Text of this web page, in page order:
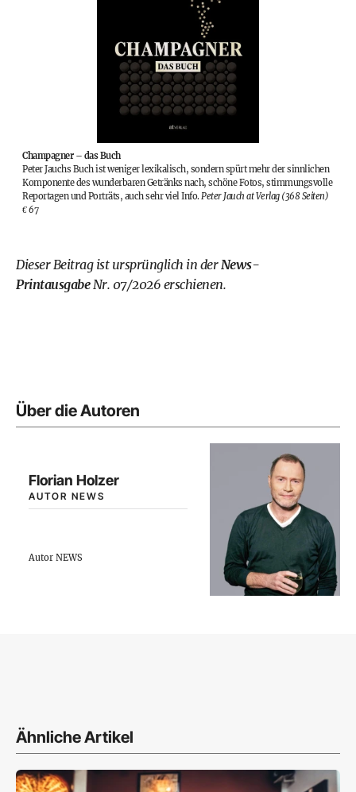
Champagner – das Buch
Peter Jauchs Buch ist weniger lexikalisch, sondern spürt mehr der sinnlichen
Komponente des wunderbaren Getränks nach, schöne Fotos, stimmungsvolle
Reportagen und Porträts, auch sehr viel Info. Peter Jauch at Verlag (368 Seiten)
€ 67
Dieser Beitrag ist ursprünglich in der News-
PrintausgabeNr. 07/2026 erschienen.
Über die Autoren
Florian Holzer
AUTOR NEWS
Autor NEWS
Ähnliche Artikel